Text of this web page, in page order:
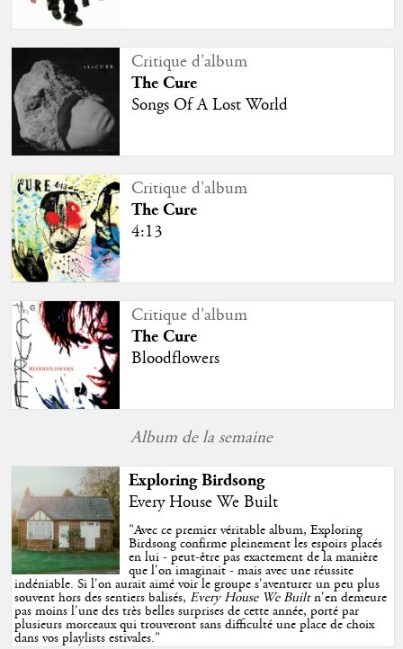
Critique d'album
The Cure
Songs Of A Lost World
Critique d'album
The Cure
4:13
Critique d'album
The Cure
Bloodflowers
Album de la semaine
Exploring Birdsong
Every House We Built
"Avec ce premier véritable album, Exploring
Birdsong confirme pleinement les espoirs placés
en lui - peut-être pas exactement de la manière
que l'on imaginait - mais avec une réussite
indéniable. Si l'on aurait aimé voir le groupe s'aventurer un peu plus
souvent hors des sentiers balisés,Every House We Builtn'en demeure
pas moins l'une des très belles surprises de cette année, porté par
plusieurs morceaux qui trouveront sans difficulté une place de choix
dans vos playlists estivales."